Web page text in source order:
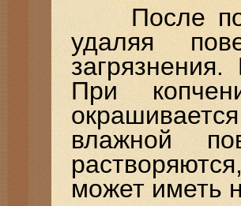
После
удаляя
При
влажной
может иметь